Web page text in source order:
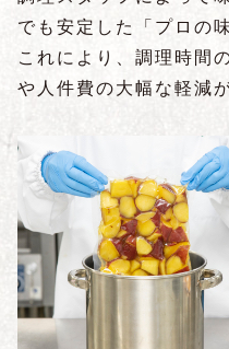
でも安定した「プロの
これにより、調理時間
や人件費の大幅な軽減